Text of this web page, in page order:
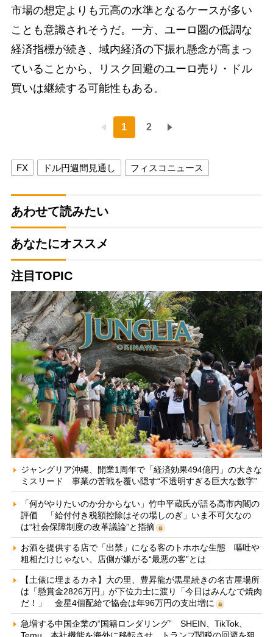
市場の想定よりも元高の水準となるケースが多い
ことも意識されそうだ。一方、ユーロ圏の低調な
経済指標が続き、域内経済の下振れ懸念が高まっ
ていることから、リスク回避のユーロ売り・ドル
買いは継続する可能性もある。
1 2
FX ドル円週間見通し フィスコニュース
あわせて読みたい
あなたにオススメ
注目TOPIC
ジャングリア沖縄、開業1周年で「経済効果494億円」の大きな
ミスリード 事業の苦戦を覆い隠す“不透明すぎる巨大な数字”
「何がやりたいのか分からない」竹中平蔵氏が語る高市内閣の
評価 「給付付き税額控除はその場しのぎ」いま不可欠なの
は“社会保障制度の改革議論”と指摘
お酒を提供する店で「出禁」になる客のトホホな生態 嘔吐や
粗相だけじゃない、店側が嫌がる“最悪の客”とは
【土俵に埋まるカネ】大の里、豊昇龍が黒星続きの名古屋場所
は「懸賞金2826万円」が下位力士に渡り「今日はみんなで焼肉
だ！」 金星4個配給で協会は年96万円の支出増に
急増する中国企業の“国籍ロンダリング” SHEIN、TikTok、